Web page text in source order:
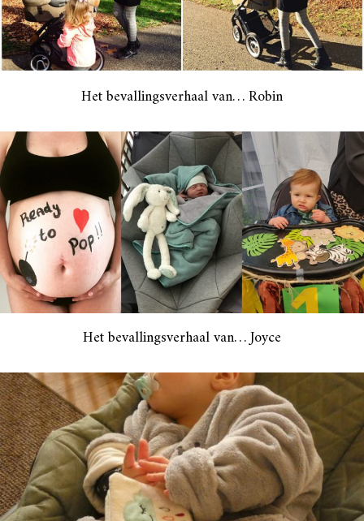
Het bevallingsverhaal van… Robin
Het bevallingsverhaal van… Joyce